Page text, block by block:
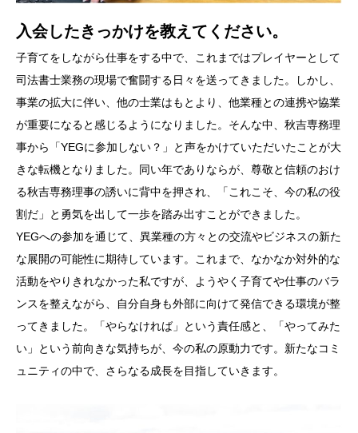
入会したきっかけを教えてください。
子育てをしながら仕事をする中で、これまではプレイヤーとして
司法書士業務の現場で奮闘する日々を送ってきました。しかし、
事業の拡大に伴い、他の士業はもとより、他業種との連携や協業
が重要になると感じるようになりました。そんな中、秋吉専務理
事から「YEGに参加しない？」と声をかけていただいたことが大
きな転機となりました。同い年でありならが、尊敬と信頼のおけ
る秋吉専務理事の誘いに背中を押され、「これこそ、今の私の役
割だ」と勇気を出して一歩を踏み出すことができました。
YEGへの参加を通じて、異業種の方々との交流やビジネスの新た
な展開の可能性に期待しています。これまで、なかなか対外的な
活動をやりきれなかった私ですが、ようやく子育てや仕事のバラ
ンスを整えながら、自分自身も外部に向けて発信できる環境が整
ってきました。「やらなければ」という責任感と、「やってみた
い」という前向きな気持ちが、今の私の原動力です。新たなコミ
ュニティの中で、さらなる成長を目指していきます。